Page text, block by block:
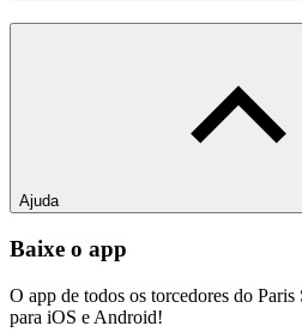
Ajuda
Baixe o app
O app de todos os torcedores do
para iOS e Android!